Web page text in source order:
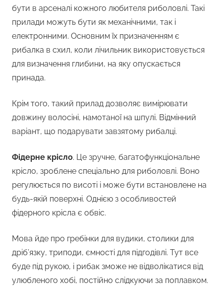
бути в арсеналі кожного любителя риболовлі. Такі
прилади можуть бути як механічними, так і
електронними. Основним їх призначенням є
рибалка в схил, коли лічильник використовується
для визначення глибини, на яку опускається
принада.
Крім того, такий прилад дозволяє вимірювати
довжину волосіні, намотаної на шпулі. Відмінний
варіант, що подарувати завзятому рибалці.
Фідерне крісло. Це зручне, багатофункціональне
крісло, зроблене спеціально для риболовлі. Воно
регулюється по висоті і може бути встановлене на
будь-якій поверхні. Однією з особливостей
фідерного крісла є обвіс.
Мова йде про гребінки для вудики, столики для
дріб’язку, триподи, ємності для підгодівлі. Тут все
буде під рукою, і рибак зможе не відволікатися від
улюбленого хобі, постійно слідкуючи за поплавком.